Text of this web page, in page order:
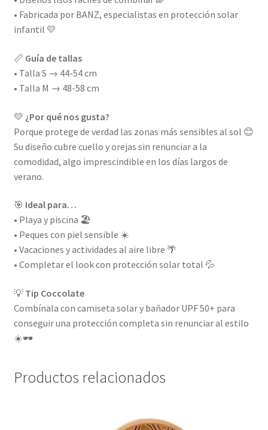
• Fabricada por BANZ, especialistas en protección solar
infantil 💛
📏 Guía de tallas
• Talla S → 44-54 cm
• Talla M → 48-58 cm
💛 ¿Por qué nos gusta?
Porque protege de verdad las zonas más sensibles al sol 😊
Su diseño cubre cuello y orejas sin renunciar a la
comodidad, algo imprescindible en los días largos de
verano.
🎯 Ideal para…
• Playa y piscina 🏖️
• Peques con piel sensible ☀️
• Vacaciones y actividades al aire libre 🌴
• Completar el look con protección solar total 💦
💡 Tip Coccolate
Combínala con camiseta solar y bañador UPF 50+ para
conseguir una protección completa sin renunciar al estilo
☀️🕶️
Productos relacionados